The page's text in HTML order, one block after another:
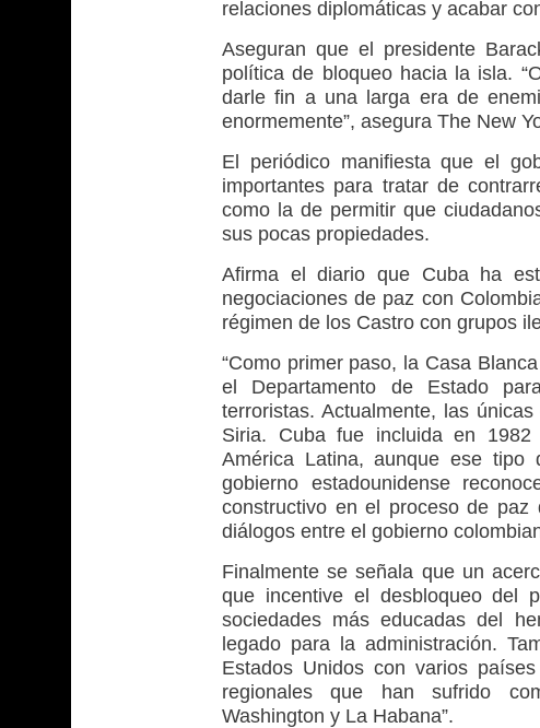
relaciones diplomáticas y acabar
Aseguran que el presidente
política de bloqueo hacia la isla.
darle fin a una larga era de
enormemente”, asegura The New
El periódico manifiesta que el
importantes para tratar de
como la de permitir que
sus pocas propiedades.
Afirma el diario que Cuba ha
negociaciones de paz con
régimen de los Castro con grupos
“Como primer paso, la Casa
el Departamento de Estado
terroristas. Actualmente, las
Siria. Cuba fue incluida en
América Latina, aunque ese tipo
gobierno estadounidense
constructivo en el proceso de
diálogos entre el gobierno
Finalmente se señala que un
que incentive el desbloqueo del
sociedades más educadas del
legado para la administración.
Estados Unidos con varios
regionales que han sufrido
Washington y La Habana”.